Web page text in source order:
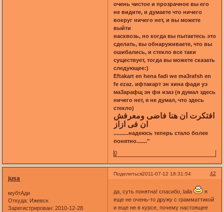
очень чистое и прозрачное вы его
не видите, и думаете что ничего
вокруг ничего нет, и вы можете
выйти
насквозь, но когда вы пытаетесь это
сделать, вы обнаруживаете, что вы
ошибались, и стекло все таки
существует, тогда вы можете сказать
следующее:)
Eftakart en hena fadi we ma3rafsh en
fe ezaz. ифтакарт эн хина фади уэ
ма3арафщ эн фи изаз (я думал здесь
ничего нет, я не думал, что здесь
стекло)
افتكرت ان هنا فاضى ومعرفش
ان فى ازاز
..........надеюсь теперь стало более
понятно......."
0
Поделиться 42
2011-07-12 18:31:54
jusa
мубтАди
Откуда: Ижевск
Зарегистрирован: 2010-12-28
да, суть понятна! спасибо, laila
я
еще не очень-то дружу с грамматтикой
и еще не в курсе, почему настоящее